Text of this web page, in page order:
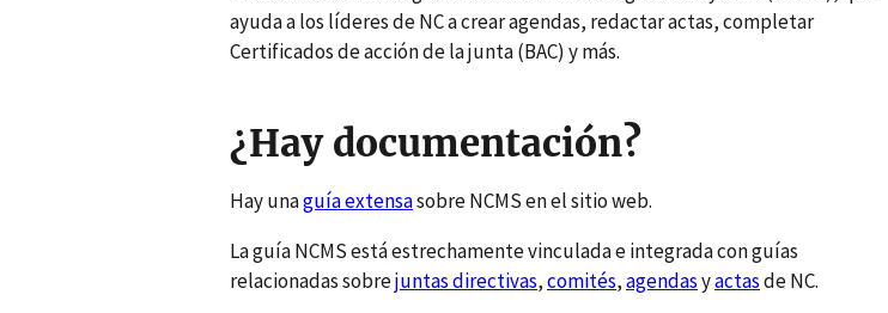
ayuda a los líderes de NC a crear agendas, redactar actas, completar
Certificados de acción de la junta (BAC) y más.
¿Hay documentación?
Hay unaguía extensasobre NCMS en el sitio web.
La guía NCMS está estrechamente vinculada e integrada con guías
relacionadas sobrejuntas directivas,comités,agendasyactasde NC.